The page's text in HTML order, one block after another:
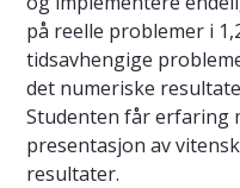
på reelle problemer i
tidsavhengige
det numeriske
Studenten får erfaring
presentasjon av
resultater.